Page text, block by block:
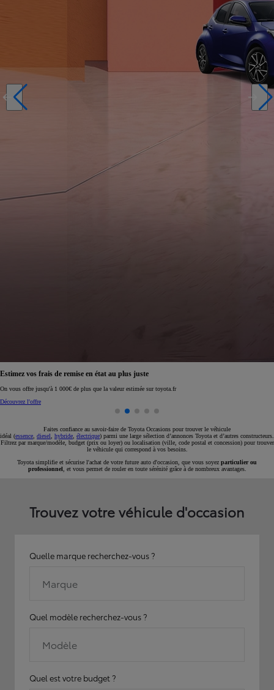
Réservez en ligne votre occasion pour 1€ seulement
Réservez en ligne
Faites confiance au savoir-faire de Toyota Occasions pour trouver le véhicule
idéal (essence diesel hybride électrique) parmi une large sélection d’annonces Toyota et d’autres constructeurs.
Filtrez par marque/modèle, budget (prix ou loyer) ou localisation (ville, code postal et concession) pour trouver
le véhicule qui correspond à vos besoins.
Toyota simplifie et sécurise l'achat de votre future auto d'occasion, que vous soyez particulier ou
professionnel , et vous permet de rouler en toute sérénité grâce à de nombreux avantages.
Trouvez votre véhicule d'occasion
Quelle marque recherchez-vous ?
Marque
Quel modèle recherchez-vous ?
Modèle
Quel est votre budget ?